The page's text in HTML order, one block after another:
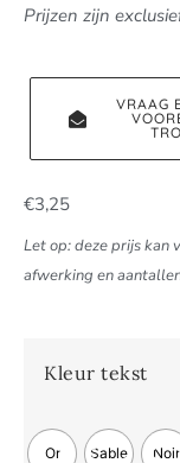
Prijzen zijn
VRAAG
€3,25
Let op: deze prijs kan
afwerking en
Kleur tekst
Or Sable Noir